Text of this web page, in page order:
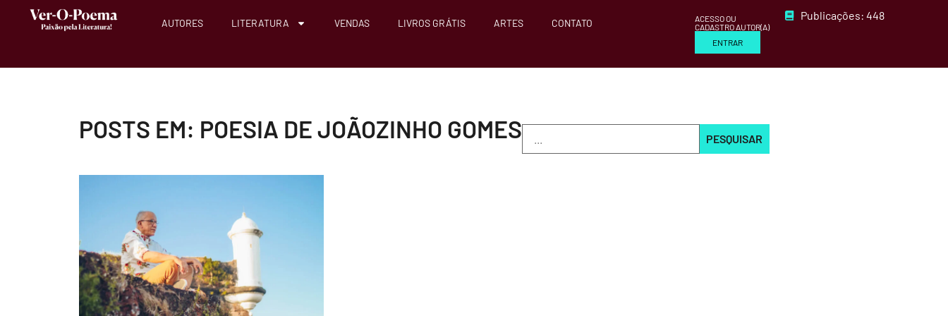
AUTORES LITERATURA VENDAS LIVROS GRÁTIS ARTES CONTATO
ACESSO OU
CADASTRO AUTOR(A)
ENTRAR
Publicações: 448
POSTS EM: POESIA DE JOÃOZINHO GOMES PESQUISAR